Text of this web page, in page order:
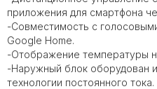
приложения для смартфона
-Совместимость с
Google Home.
-Отображение температуры
-Наружный блок оборудован
технологии постоянного тока.